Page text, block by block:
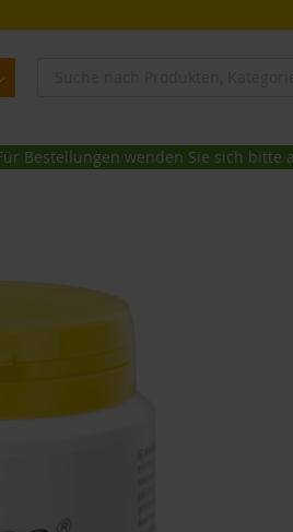
Bestellungen wenden Sie sich bitte